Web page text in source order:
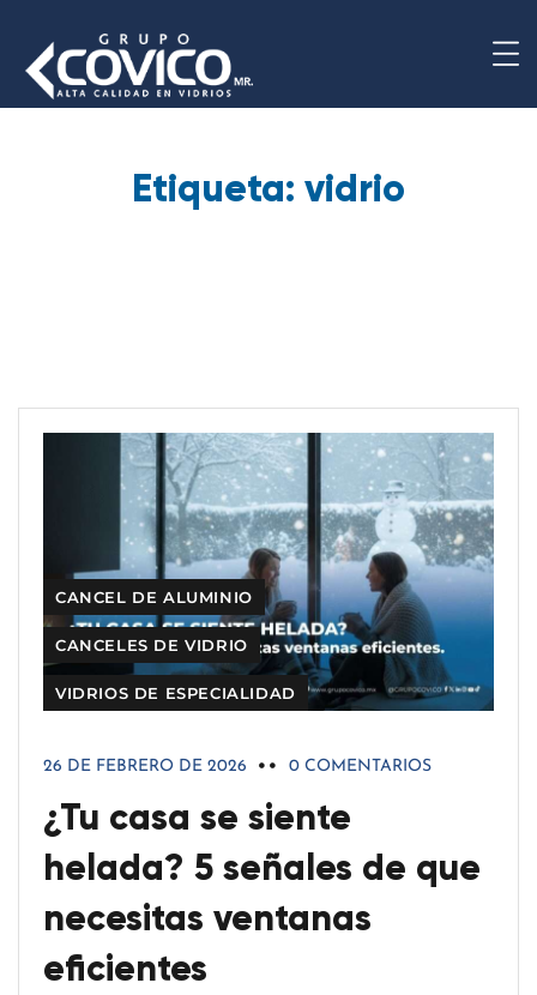
Etiqueta: vidrio
CANCEL DE ALUMINIO
CANCELES DE VIDRIO
VIDRIOS DE ESPECIALIDAD
26 DE FEBRERO DE 2026 0 COMENTARIOS
¿Tu casa se siente
helada? 5 señales de que
necesitas ventanas
eficientes